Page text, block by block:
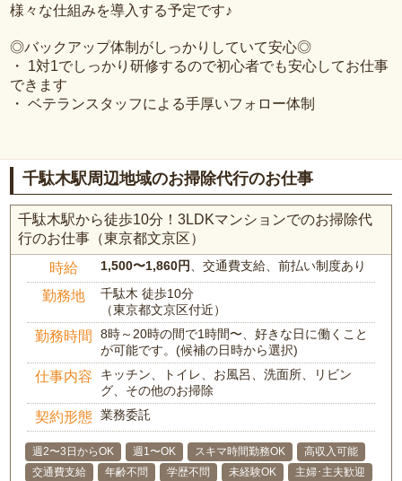
様々な仕組みを導入する予定です♪
◎バックアップ体制がしっかりしていて安心◎
・ 1対1でしっかり研修するので初心者でも安心してお仕事
できます
・ ベテランスタッフによる手厚いフォロー体制
千駄木駅周辺地域のお掃除代行のお仕事
千駄木駅から徒歩10分！3LDKマンションでのお掃除代
行のお仕事（東京都文京区）
時給 1,500〜1,860円、交通費支給、前払い制度あり
勤務地
千駄木 徒歩10分
（東京都文京区付近）
勤務時間
8時～20時の間で1時間〜、好きな日に働くこと
が可能です。(候補の日時から選択)
仕事内容
キッチン、トイレ、お風呂、洗面所、リビン
グ、その他のお掃除
契約形態 業務委託
週2〜3日からOK 週1〜OK スキマ時間勤務OK
高収入可能
交通費支給
年齢不問 学歴不問 未経験OK 主婦･主夫歓迎